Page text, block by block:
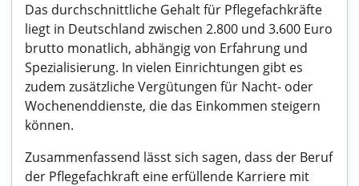
Das durchschnittliche Gehalt für Pflegefachkräfte
liegt in Deutschland zwischen 2.800 und 3.600 Euro
brutto monatlich, abhängig von Erfahrung und
Spezialisierung. In vielen Einrichtungen gibt es
zudem zusätzliche Vergütungen für Nacht- oder
Wochenenddienste, die das Einkommen steigern
können.
Zusammenfassend lässt sich sagen, dass der Beruf
der Pflegefachkraft eine erfüllende Karriere mit